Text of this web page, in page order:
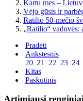
Kartu mes –
Vėjo gūsis ir
Ratilio 50-mečio
„Ratilio“ vadovės:
Pradėti
Ankstesnis
20 21 22 23 24
Kitas
Paskutinis
Artimiausi renginiai